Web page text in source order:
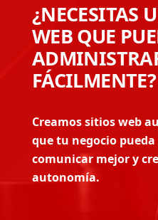
¿NECESITAS
WEB QUE
FÁCILMENTE?
Creamos sitios web
que tu negocio
comunicar mejor y
autonomía.